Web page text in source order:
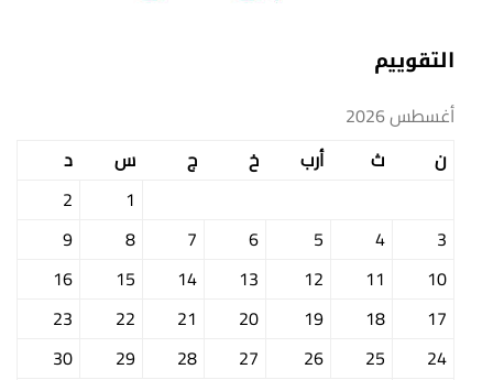
التقوييم
أغسطس 2026
ن
ث أرب خ ج س
د
1
2
3
4
5
6
7
8
9
10
11
12
13
14
15
16
17
18
19
20
21
22
23
24
25
26
27
28
29
30